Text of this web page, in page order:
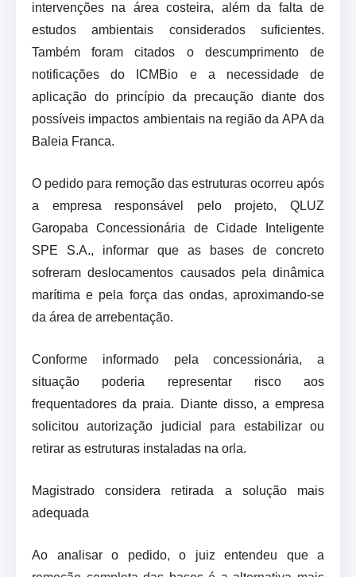
intervenções na área costeira, além da falta de
estudos ambientais considerados suficientes.
Também foram citados o descumprimento de
notificações do ICMBio e a necessidade de
aplicação do princípio da precaução diante dos
possíveis impactos ambientais na região da APA da
Baleia Franca.
O pedido para remoção das estruturas ocorreu após
a empresa responsável pelo projeto, QLUZ
Garopaba Concessionária de Cidade Inteligente
SPE S.A., informar que as bases de concreto
sofreram deslocamentos causados pela dinâmica
marítima e pela força das ondas, aproximando-se
da área de arrebentação.
Conforme informado pela concessionária, a
situação poderia representar risco aos
frequentadores da praia. Diante disso, a empresa
solicitou autorização judicial para estabilizar ou
retirar as estruturas instaladas na orla.
Magistrado considera retirada a solução mais
adequada
Ao analisar o pedido, o juiz entendeu que a